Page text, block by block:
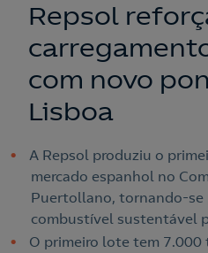
Repsol
com novo
Lisboa
A Repsol produziu o
mercado espanhol no
Puertollano, tornando-se
combustível sustentável
O primeiro lote tem 7.000